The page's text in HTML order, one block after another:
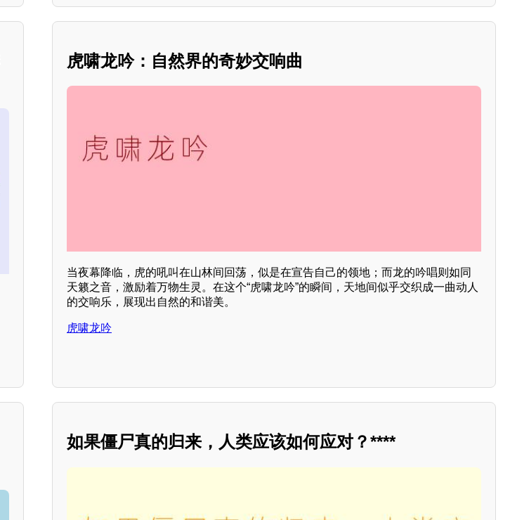
虎啸龙吟：自然界的奇妙交响曲
当夜幕降临，虎的吼叫在山林间回荡，似是在宣告自己的领地；而龙的吟唱则如同
天籁之音，激励着万物生灵。在这个“虎啸龙吟”的瞬间，天地间似乎交织成一曲动人
的交响乐，展现出自然的和谐美。
虎啸龙吟
如果僵尸真的归来，人类应该如何应对？****